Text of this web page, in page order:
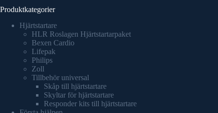
Produktkategorier
Hjärtstartare
HLR Roslagen Hjärtstartarpaket
Bexen Cardio
Lifepak
Philips
Zoll
Tillbehör universal
Skåp till hjärtstartare
Skyltar för hjärtstartare
Responder kits till hjärtstartare